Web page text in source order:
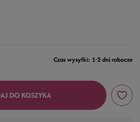
Czas wysyłki: 1-2 dni robocze
DO KOSZYKA